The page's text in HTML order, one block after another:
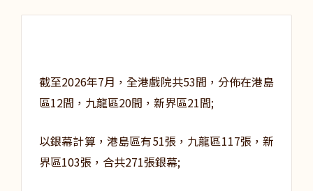
截至2026年7月，全港戲院共53間，分佈在港島
區12間，九龍區20間，新界區21間;
以銀幕計算，港島區有51張，九龍區117張，新
界區103張，合共271張銀幕;